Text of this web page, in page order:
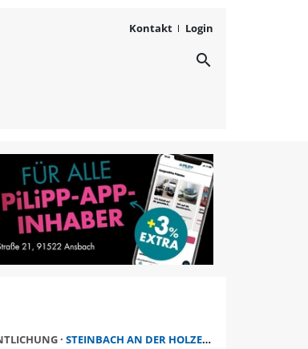
Kontakt Login
Holzecke search
STEINBACH AN DER HOLZECKE (SCHNELLDORF)